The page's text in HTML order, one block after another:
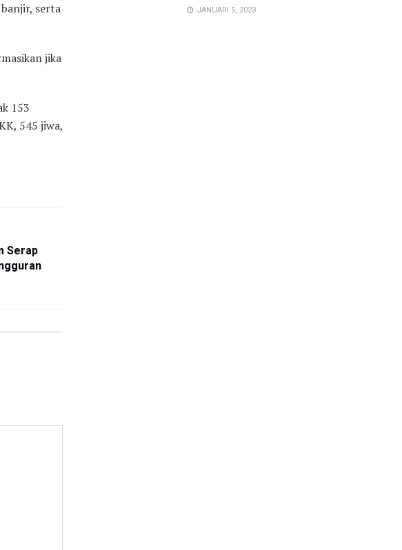
serta
jika
153
545 jiwa,
Serap
JANUARI 5, 2023